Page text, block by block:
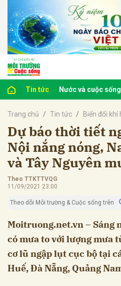
Tin tức Nước và cuộc sống
Trang chủ Tin tức Biến đổi khí
Dự báo thời tiết
Nội nắng nóng,
và Tây Nguyên
Theo TTKTTVQG
11/09/2021 23:00
Theo dõi Môi trường & Cuộc sống trên
Moitruong.net.vn – Sáng
có mưa to với lượng mưa
cơ lũ ngập lụt cục bộ tại
Huế, Đà Nẵng, Quảng
luận